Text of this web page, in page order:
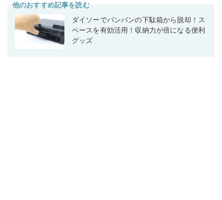
他のおすすめ記事を読む
ダイソーでパンパンの下駄箱から脱却！ス
ペースを有効活用！収納力が倍になる便利
グッズ